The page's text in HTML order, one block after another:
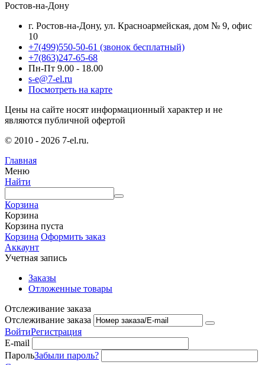
Ростов-на-Дону
г. Ростов-на-Дону, ул. Красноармейская, дом № 9, офис
10
+7(499)550-50-61 (звонок бесплатный)
+7(863)247-65-68
Пн-Пт 9.00 - 18.00
s-e@7-el.ru
Посмотреть на карте
Цены на сайте носят информационный характер и не
являются публичной офертой
© 2010 - 2026 7-el.ru.
Главная
Меню
Найти
Корзина
Корзина
Корзина пуста
Корзина Оформить заказ
Аккаунт
Учетная запись
Заказы
Отложенные товары
Отслеживание заказа
Отслеживание заказа
ВойтиРегистрация
E-mail
ПарольЗабыли пароль?